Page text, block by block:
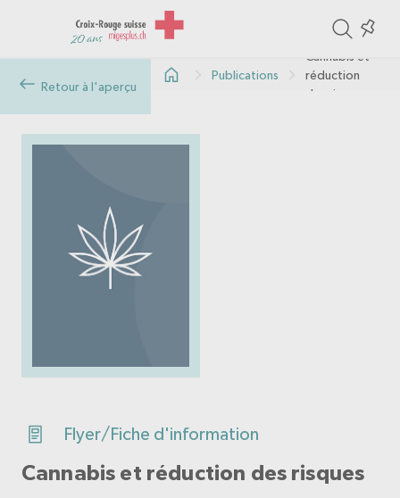
in
Retour à l'aperçu
Publications
Cannabis et
réduction
des risques
Flyer/Fiche d'information
Cannabis et réduction des risques